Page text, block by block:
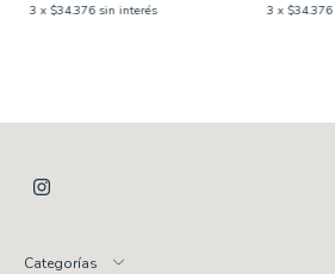
3 x $34.376 sin interés 3 x$34.376
Categorías